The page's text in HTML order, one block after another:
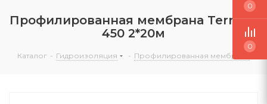
Профилированная мембрана TerraFix
450 2*20м
Каталог - Гидроизоляция - Профилированная мембрана
0
0